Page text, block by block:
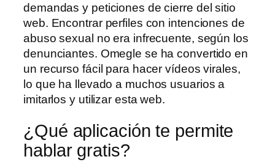
demandas y peticiones de cierre del sitio
web. Encontrar perfiles con intenciones de
abuso sexual no era infrecuente, según los
denunciantes. Omegle se ha convertido en
un recurso fácil para hacer vídeos virales,
lo que ha llevado a muchos usuarios a
imitarlos y utilizar esta web.
¿Qué aplicación te permite
hablar gratis?